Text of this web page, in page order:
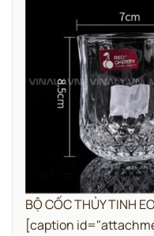
BỘ CỐC THỦY TINH
[caption